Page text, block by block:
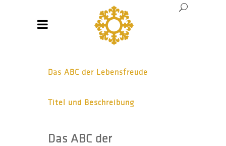
Das ABC der Lebensfreude
Titel und Beschreibung
Das ABC der